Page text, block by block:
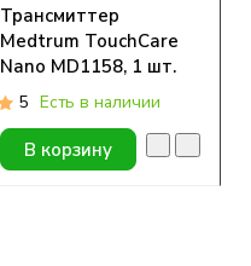
Трансмиттер
Medtrum TouchCare
Nano MD1158, 1 шт.
5 Есть в наличии
В корзину